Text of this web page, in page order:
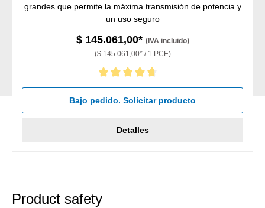
grandes que permite la máxima transmisión de potencia y
un uso seguro
$ 145.061,00* (IVA incluido)
($ 145.061,00* / 1 PCE)
Calificación promedio de 4.75 de 5 estrellas
Bajo pedido. Solicitar producto
Detalles
Product safety